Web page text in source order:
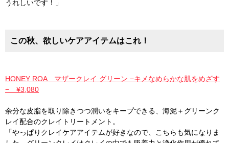
うれしいです！」
この秋、欲しいケアアイテムはこれ！
HONEY ROA マザークレイ グリーン −キメなめらかな肌をめざす
− ¥3,080
余分な皮脂を取り除きつつ潤いをキープできる、海泥＋グリーンク
レイ配合のクレイトリートメント。
「やっぱりクレイケアアイテムが好きなので、こちらも気になりま